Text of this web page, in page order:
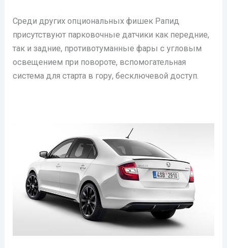
Среди других опциональных фишек Рапид
присутствуют парковочные датчики как передние,
так и задние, противотуманные фары с угловым
освещением при повороте, вспомогательная
система для старта в гору, бесключевой доступ.